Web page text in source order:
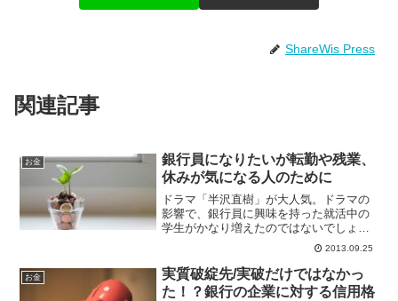
ShareWis Press
関連記事
お金
銀行員になりたいが転勤や残業、
休みが気になる人のために
ドラマ「半沢直樹」が大人気。ドラマの
影響で、銀行員に興味を持った就活中の
学生がかなり増えたのではないでしょう
か。ですが、ドラマを観て「下っ端の銀
行員の業務は激務で自分には耐えられな
い」と思った人もいたかもしれません。
ドラマでは過剰に表現され...
2013.09.25
お金
実質破綻先/実破だけではなかっ
た！？銀行の企業に対する信用格